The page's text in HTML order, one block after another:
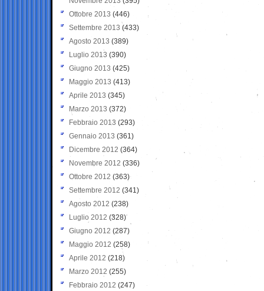
Ottobre 2013 (446)
Settembre 2013 (433)
Agosto 2013 (389)
Luglio 2013 (390)
Giugno 2013 (425)
Maggio 2013 (413)
Aprile 2013 (345)
Marzo 2013 (372)
Febbraio 2013 (293)
Gennaio 2013 (361)
Dicembre 2012 (364)
Novembre 2012 (336)
Ottobre 2012 (363)
Settembre 2012 (341)
Agosto 2012 (238)
Luglio 2012 (328)
Giugno 2012 (287)
Maggio 2012 (258)
Aprile 2012 (218)
Marzo 2012 (255)
Febbraio 2012 (247)